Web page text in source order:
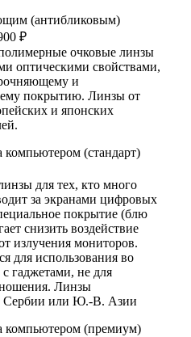
(антибликовым)
₽
очковые линзы
оптическими свойствами,
и
покрытию. Линзы от
и японских
компьютером (стандарт)
для тех, кто много
за экранами цифровых
покрытие (блю
снизить воздействие
излучения мониторов.
для использования во
гаджетами, не для
Линзы
Сербии или Ю.-В. Азии
компьютером (премиум)